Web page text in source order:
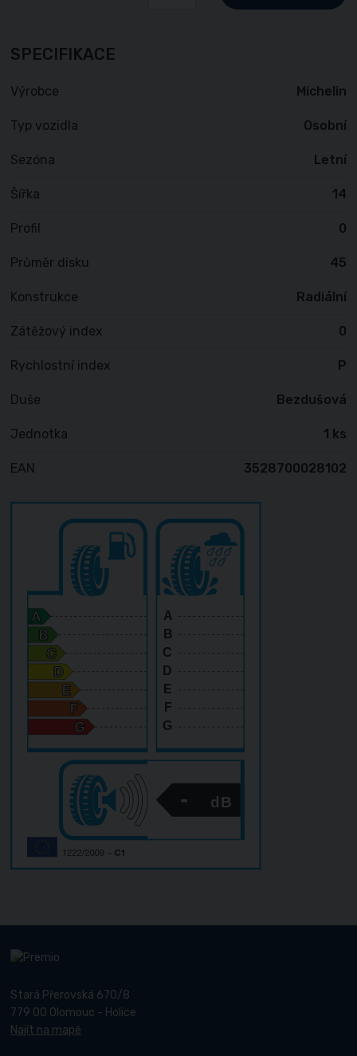
SPECIFIKACE
Výrobce Michelin
Typ vozidla Osobní
Sezóna Letní
Šířka 14
Profil 0
Průměr disku 45
Konstrukce Radiální
Zátěžový index 0
Rychlostní index P
Duše Bezdušová
Jednotka 1 ks
EAN 3528700028102
A
B
C
D
E
F
G
- dB
Stará Přerovská 670/8
779 00 Olomouc - Holice
Najít na mapě